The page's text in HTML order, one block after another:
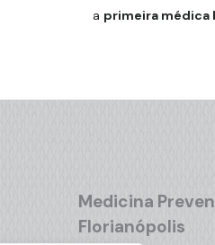
a primeira médica
Medicina
Florianópolis